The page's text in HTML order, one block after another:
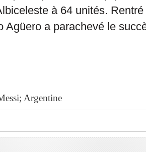
à 64 unités.
Agüero a parachevé le
Argentine